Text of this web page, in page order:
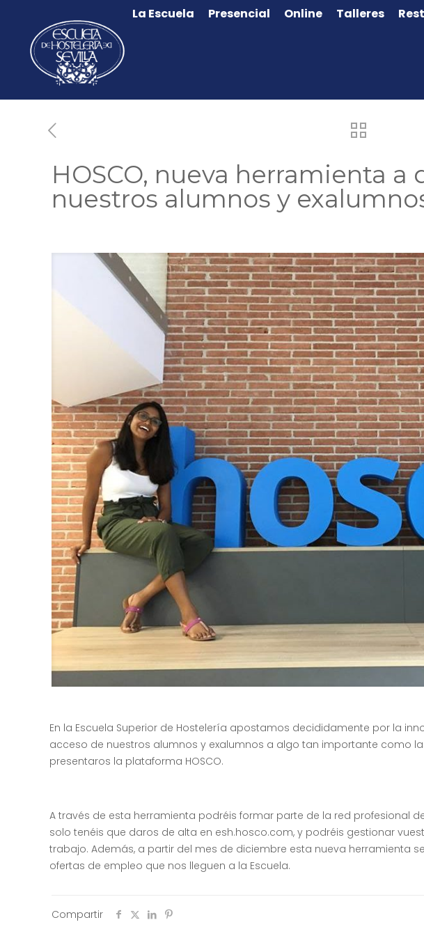
La Escuela Presencial Online Talleres
HOSCO, nueva herramienta a
nuestros alumnos y
En la Escuela Superior de Hostelería apostamos decididamente por la
acceso de nuestros alumnos y exalumnos a algo tan importante como
presentaros la plataforma HOSCO.
A través de esta herramienta podréis formar parte de la red profesional
solo tenéis que daros de alta en esh.hosco.com, y podréis gestionar
trabajo. Además, a partir del mes de diciembre esta nueva herramienta
ofertas de empleo que nos lleguen a la Escuela.
Compartir